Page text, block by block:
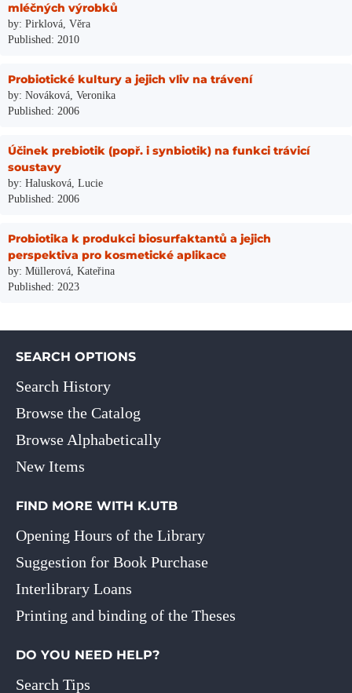
mléčných výrobků
by: Pirklová, Věra
Published: 2010
Probiotické kultury a jejich vliv na trávení
by: Nováková, Veronika
Published: 2006
Účinek prebiotik (popř. i synbiotik) na funkci trávicí
soustavy
by: Halusková, Lucie
Published: 2006
Probiotika k produkci biosurfaktantů a jejich
perspektiva pro kosmetické aplikace
by: Müllerová, Kateřina
Published: 2023
SEARCH OPTIONS
Search History
Browse the Catalog
Browse Alphabetically
New Items
FIND MORE WITH K.UTB
Opening Hours of the Library
Suggestion for Book Purchase
Interlibrary Loans
Printing and binding of the Theses
DO YOU NEED HELP?
Search Tips